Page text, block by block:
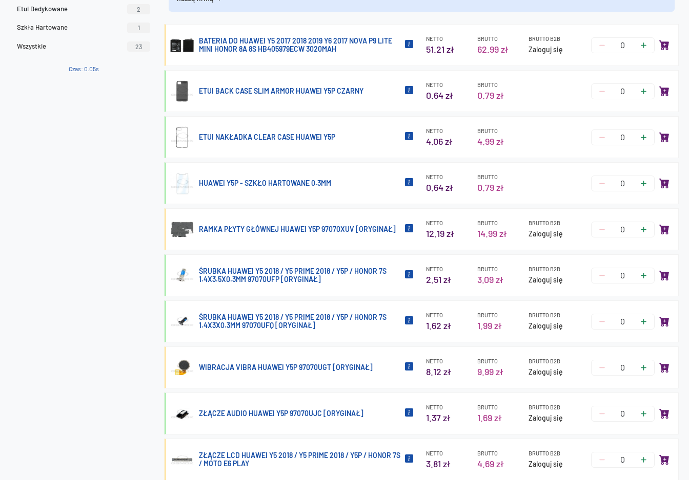
Etui Dedykowane 2
Szkła Hartowane 1
Wszystkie 23
Czas: 0.05s
BATERIA DO HUAWEI Y5 2017 2018 2019 Y6 2017 NOVA P9 LITE
MINI HONOR 8A 8S HB405979ECW 3020MAH
NETTO
51.21 zł
BRUTTO
62.99 zł
BRUTTO B2B
Zaloguj się
ETUI BACK CASE SLIM ARMOR HUAWEI Y5P CZARNY
NETTO
0.64 zł
BRUTTO
0.79 zł
ETUI NAKŁADKA CLEAR CASE HUAWEI Y5P
NETTO
4.06 zł
BRUTTO
4.99 zł
HUAWEI Y5P - SZKŁO HARTOWANE 0.3MM
NETTO
0.64 zł
BRUTTO
0.79 zł
RAMKA PŁYTY GŁÓWNEJ HUAWEI Y5P 97070XUV [ORYGINAŁ]
NETTO
12.19 zł
BRUTTO
14.99 zł
BRUTTO B2B
Zaloguj się
ŚRUBKA HUAWEI Y5 2018 / Y5 PRIME 2018 / Y5P / HONOR 7S
1.4X3.5X0.3MM 97070UFP [ORYGINAŁ]
NETTO
2.51 zł
BRUTTO
3.09 zł
BRUTTO B2B
Zaloguj się
ŚRUBKA HUAWEI Y5 2018 / Y5 PRIME 2018 / Y5P / HONOR 7S
1.4X3X0.3MM 97070UFQ [ORYGINAŁ]
NETTO
1.62 zł
BRUTTO
1.99 zł
BRUTTO B2B
Zaloguj się
WIBRACJA VIBRA HUAWEI Y5P 97070UGT [ORYGINAŁ]
NETTO
8.12 zł
BRUTTO
9.99 zł
BRUTTO B2B
Zaloguj się
ZŁĄCZE AUDIO HUAWEI Y5P 97070UJC [ORYGINAŁ]
NETTO
1.37 zł
BRUTTO
1.69 zł
BRUTTO B2B
Zaloguj się
ZŁĄCZE LCD HUAWEI Y5 2018 / Y5 PRIME 2018 / Y5P / HONOR 7S
/ MOTO E6 PLAY
NETTO
3.81 zł
BRUTTO
4.69 zł
BRUTTO B2B
Zaloguj się